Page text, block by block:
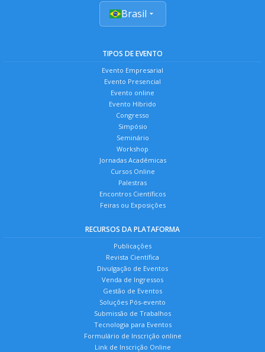
Brasil
TIPOS DE EVENTO
Evento Empresarial
Evento Presencial
Evento online
Evento Híbrido
Congresso
Simpósio
Seminário
Workshop
Jornadas Acadêmicas
Cursos Online
Palestras
Encontros Científicos
Feiras ou Exposições
RECURSOS DA PLATAFORMA
Publicações
Revista Científica
Divulgação de Eventos
Venda de Ingressos
Gestão de Eventos
Soluções Pós-evento
Submissão de Trabalhos
Tecnologia para Eventos
Formulário de Inscrição online
Link de Inscrição Online